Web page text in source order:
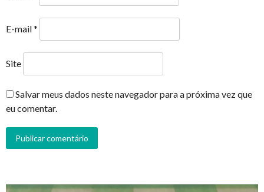
E-mail*
Site
Salvar meus dados neste navegador para a próxima vez que
eu comentar.